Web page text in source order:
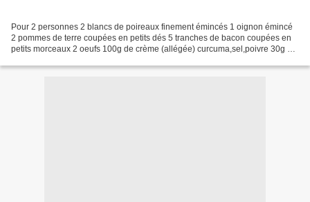
Pour 2 personnes 2 blancs de poireaux finement émincés 1 oignon émincé
2 pommes de terre coupées en petits dés 5 tranches de bacon coupées en
petits morceaux 2 oeufs 100g de crème (allégée) curcuma,sel,poivre 30g de